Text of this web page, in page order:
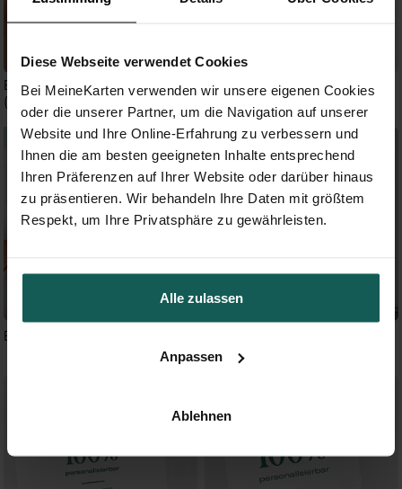
Diese Webseite verwendet Cookies
Bei MeineKarten verwenden wir unsere eigenen Cookies
oder die unserer Partner, um die Navigation auf unserer
Website und Ihre Online-Erfahrung zu verbessern und
Ihnen die am besten geeigneten Inhalte entsprechend
Ihren Präferenzen auf Ihrer Website oder darüber hinaus
zu präsentieren. Wir behandeln Ihre Daten mit größtem
Respekt, um Ihre Privatsphäre zu gewährleisten.
Alle zulassen
Anpassen
Ablehnen
Blanco DUO Geburtstag
(N23174)
Blanco - 12x17,5cm (N27172)
Blanco - 13,8x9,5cm (N110335)